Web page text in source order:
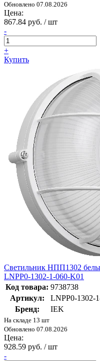
Обновлено 07.08.2026
Цена:
867.84 руб. / шт
-
+
Купить
Светильник НПП1302
LNPP0-1302-1-060-K01
Код товара: 9738738
Артикул:
LNPP0-1302-
Бренд:
IEK
На складе 13 шт
Обновлено 07.08.2026
Цена:
928.59 руб. / шт
-